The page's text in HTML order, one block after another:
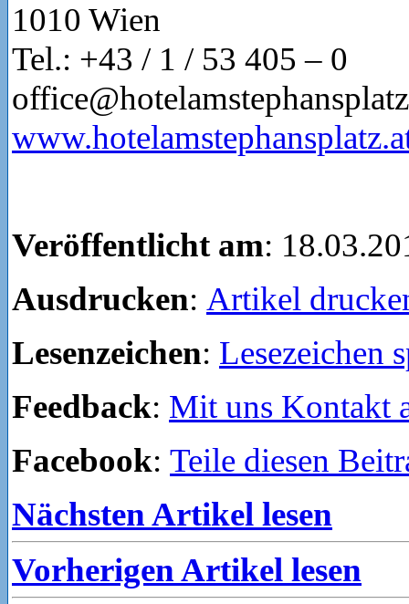
1010 Wien
Tel.: +43 / 1 / 53 405 – 0
Veröffentlicht am:
Ausdrucken: Artikel
Lesenzeichen: Lesezeichen
Feedback: Mit uns Kontakt
Facebook: Teile diesen
Nächsten Artikel lesen
Vorherigen Artikel lesen